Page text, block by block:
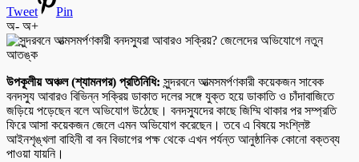
Tweet
Pin
অ- অ+
উপকূলীয় অঞ্চল (শ্যামনগর) প্রতিনিধি: সুন্দরবনে আত্মসমর্পণকারী কয়েকজন সাবেক
বনদস্যু আবারও বিভিন্ন সক্রিয় ডাকাত দলের সঙ্গে যুক্ত হয়ে ডাকাতি ও চাঁদাবাজিতে
জড়িয়ে পড়েছেন বলে অভিযোগ উঠেছে। বনদস্যুদের কাছে জিম্মি থাকার পর সম্প্রতি
ফিরে আসা কয়েকজন জেলে এমন অভিযোগ করেছেন। তবে এ বিষয়ে সংশ্লিষ্ট
আইনশৃঙ্খলা বাহিনী বা বন বিভাগের পক্ষ থেকে এখন পর্যন্ত আনুষ্ঠানিক কোনো বক্তব্য
পাওয়া যায়নি।